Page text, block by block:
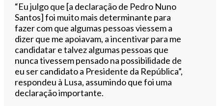
“Eu julgo que [a declaração de Pedro Nuno
Santos] foi muito mais determinante para
fazer com que algumas pessoas viessem a
dizer que me apoiavam, a incentivar para me
candidatar e talvez algumas pessoas que
nunca tivessem pensado na possibilidade de
eu ser candidato a Presidente da República”,
respondeu à Lusa, assumindo que foi uma
declaração importante.